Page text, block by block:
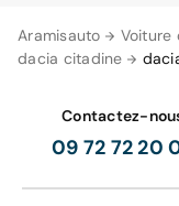
Aramisauto Voiture
dacia citadine
Contactez-
09 72 72 20